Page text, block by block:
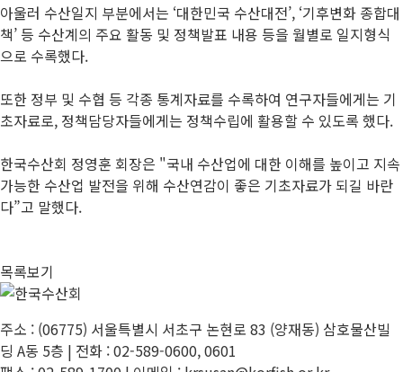
아울러 수산일지 부분에서는 ‘대한민국 수산대전’, ‘기후변화 종합대
책’ 등 수산계의 주요 활동 및 정책발표 내용 등을 월별로 일지형식
으로 수록했다.
또한 정부 및 수협 등 각종 통계자료를 수록하여 연구자들에게는 기
초자료로, 정책담당자들에게는 정책수립에 활용할 수 있도록 했다.
한국수산회 정영훈 회장은 "국내 수산업에 대한 이해를 높이고 지속
가능한 수산업 발전을 위해 수산연감이 좋은 기초자료가 되길 바란
다”고 말했다.
목록보기
주소 : (06775) 서울특별시 서초구 논현로 83 (양재동) 삼호물산빌
딩 A동 5층 | 전화 : 02-589-0600, 0601